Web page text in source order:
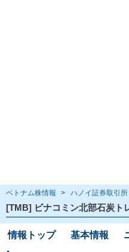
ベトナム株情報 > ハノイ証券取引所
[TMB] ビナコミン北部石炭ト
情報トップ 基本情報